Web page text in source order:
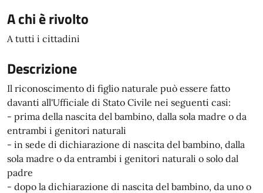
A chi è rivolto
A tutti i cittadini
Descrizione
Il riconoscimento di figlio naturale può essere fatto
davanti all'Ufficiale di Stato Civile nei seguenti casi:
- prima della nascita del bambino, dalla sola madre o da
entrambi i genitori naturali
- in sede di dichiarazione di nascita del bambino, dalla
sola madre o da entrambi i genitori naturali o solo dal
padre
- dopo la dichiarazione di nascita del bambino, da uno o